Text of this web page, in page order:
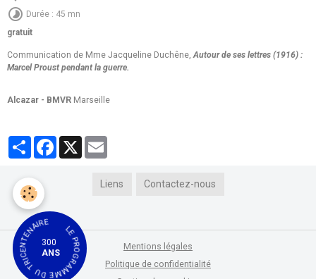
Durée : 45 mn
gratuit
Communication de Mme Jacqueline Duchêne,Autour de ses lettres (1916) :
Marcel Proust pendant la guerre.
Alcazar - BMVR Marseille
PartagerFacebook
Liens Contactez-nous
300
ANS
LE PROGRAMME DU TRICENTENAIRE
Mentions légales
Politique de confidentialité